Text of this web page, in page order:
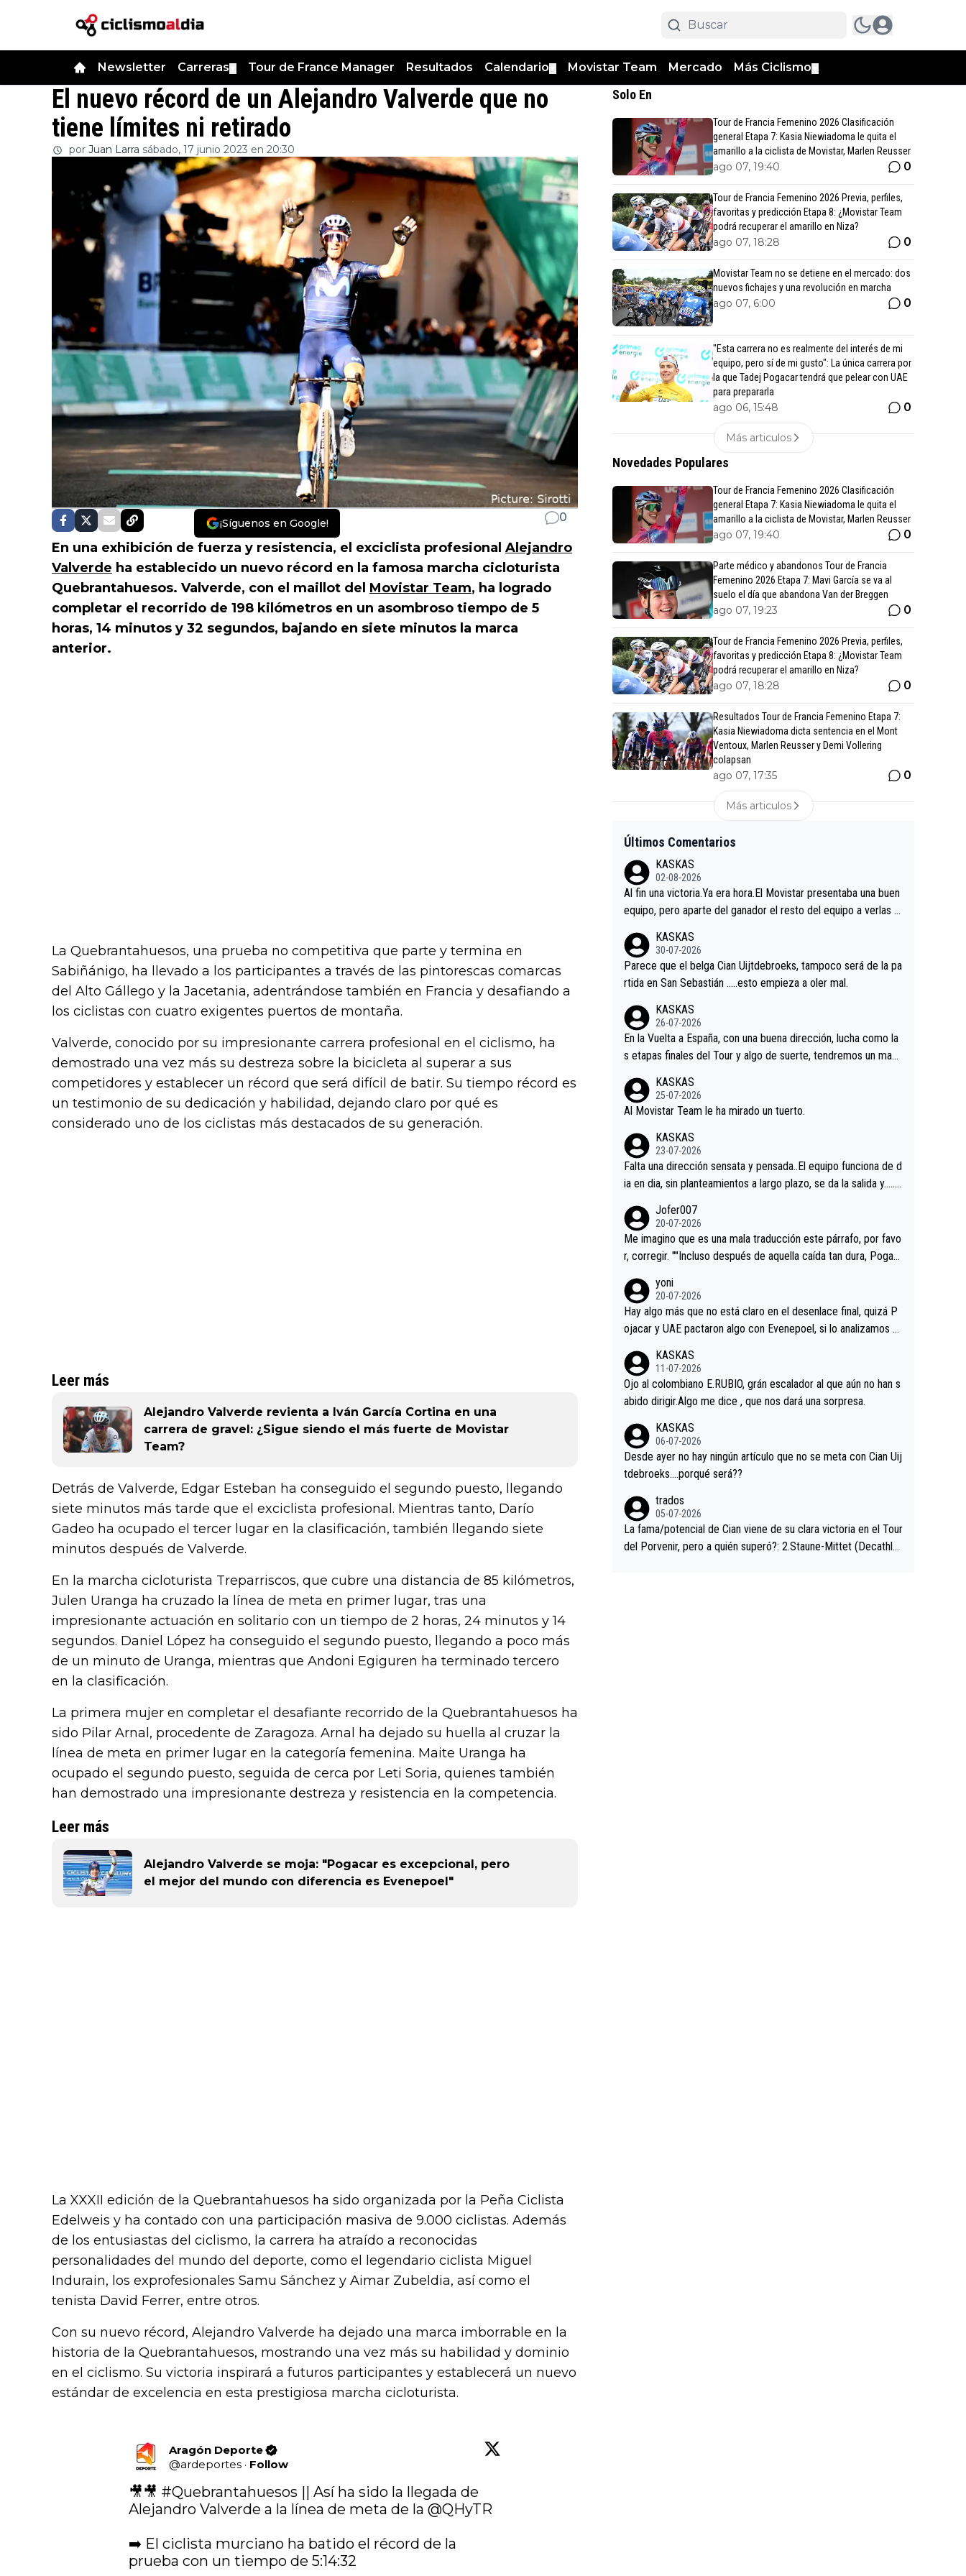
Newsletter Carreras Tour de France Manager Resultados Calendario Movistar Team Mercado Más Ciclismo
El nuevo récord de un Alejandro Valverde que no
tiene límites ni retirado
por Juan Larra sábado, 17 junio 2023 en 20:30
¡Síguenos en Google! 0
En una exhibición de fuerza y resistencia, el exciclista profesional Alejandro
Valverde ha establecido un nuevo récord en la famosa marcha cicloturista
Quebrantahuesos. Valverde, con el maillot del Movistar Team, ha logrado
completar el recorrido de 198 kilómetros en un asombroso tiempo de 5
horas, 14 minutos y 32 segundos, bajando en siete minutos la marca
anterior.
La Quebrantahuesos, una prueba no competitiva que parte y termina en
Sabiñánigo, ha llevado a los participantes a través de las pintorescas comarcas
del Alto Gállego y la Jacetania, adentrándose también en Francia y desafiando a
los ciclistas con cuatro exigentes puertos de montaña.
Valverde, conocido por su impresionante carrera profesional en el ciclismo, ha
demostrado una vez más su destreza sobre la bicicleta al superar a sus
competidores y establecer un récord que será difícil de batir. Su tiempo récord es
un testimonio de su dedicación y habilidad, dejando claro por qué es
considerado uno de los ciclistas más destacados de su generación.
Leer más
Alejandro Valverde revienta a Iván García Cortina en una
carrera de gravel: ¿Sigue siendo el más fuerte de Movistar
Team?
Detrás de Valverde, Edgar Esteban ha conseguido el segundo puesto, llegando
siete minutos más tarde que el exciclista profesional. Mientras tanto, Darío
Gadeo ha ocupado el tercer lugar en la clasificación, también llegando siete
minutos después de Valverde.
En la marcha cicloturista Treparriscos, que cubre una distancia de 85 kilómetros,
Julen Uranga ha cruzado la línea de meta en primer lugar, tras una
impresionante actuación en solitario con un tiempo de 2 horas, 24 minutos y 14
segundos. Daniel López ha conseguido el segundo puesto, llegando a poco más
de un minuto de Uranga, mientras que Andoni Egiguren ha terminado tercero
en la clasificación.
La primera mujer en completar el desafiante recorrido de la Quebrantahuesos ha
sido Pilar Arnal, procedente de Zaragoza. Arnal ha dejado su huella al cruzar la
línea de meta en primer lugar en la categoría femenina. Maite Uranga ha
ocupado el segundo puesto, seguida de cerca por Leti Soria, quienes también
han demostrado una impresionante destreza y resistencia en la competencia.
Leer más
Alejandro Valverde se moja: "Pogacar es excepcional, pero
el mejor del mundo con diferencia es Evenepoel"
La XXXII edición de la Quebrantahuesos ha sido organizada por la Peña Ciclista
Edelweis y ha contado con una participación masiva de 9.000 ciclistas. Además
de los entusiastas del ciclismo, la carrera ha atraído a reconocidas
personalidades del mundo del deporte, como el legendario ciclista Miguel
Indurain, los exprofesionales Samu Sánchez y Aimar Zubeldia, así como el
tenista David Ferrer, entre otros.
Con su nuevo récord, Alejandro Valverde ha dejado una marca imborrable en la
historia de la Quebrantahuesos, mostrando una vez más su habilidad y dominio
en el ciclismo. Su victoria inspirará a futuros participantes y establecerá un nuevo
estándar de excelencia en esta prestigiosa marcha cicloturista.
Aragón Deporte
@ardeportes · Follow
🎥🎥 #Quebrantahuesos || Así ha sido la llegada de
Alejandro Valverde a la línea de meta de la @QHyTR
➡️ El ciclista murciano ha batido el récord de la
prueba con un tiempo de 5:14:32
Solo En
Tour de Francia Femenino 2026 Clasificación
general Etapa 7: Kasia Niewiadoma le quita el
amarillo a la ciclista de Movistar, Marlen Reusser
ago 07, 19:40 0
Tour de Francia Femenino 2026 Previa, perfiles,
favoritas y predicción Etapa 8: ¿Movistar Team
podrá recuperar el amarillo en Niza?
ago 07, 18:28 0
Movistar Team no se detiene en el mercado: dos
nuevos fichajes y una revolución en marcha
ago 07, 6:00 0
"Esta carrera no es realmente del interés de mi
equipo, pero sí de mi gusto": La única carrera por
la que Tadej Pogacar tendrá que pelear con UAE
para prepararla
ago 06, 15:48 0
Más articulos
Novedades Populares
Tour de Francia Femenino 2026 Clasificación
general Etapa 7: Kasia Niewiadoma le quita el
amarillo a la ciclista de Movistar, Marlen Reusser
ago 07, 19:40 0
Parte médico y abandonos Tour de Francia
Femenino 2026 Etapa 7: Mavi García se va al
suelo el día que abandona Van der Breggen
ago 07, 19:23 0
Tour de Francia Femenino 2026 Previa, perfiles,
favoritas y predicción Etapa 8: ¿Movistar Team
podrá recuperar el amarillo en Niza?
ago 07, 18:28 0
Resultados Tour de Francia Femenino Etapa 7:
Kasia Niewiadoma dicta sentencia en el Mont
Ventoux, Marlen Reusser y Demi Vollering
colapsan
ago 07, 17:35 0
Más articulos
Últimos Comentarios
KASKAS
02-08-2026
Al fin una victoria.Ya era hora.El Movistar presentaba una buen
equipo, pero aparte del ganador el resto del equipo a verlas v
es.La única buena noticia es la mejoría de Enric Más en San S
ebastian.Si en la Vuelta a Burgos sigue la mejoría, podríamos t
ener alguna sorpresa en la Vuelta.Ojalá.
KASKAS
30-07-2026
Parece que el belga Cian Uijtdebroeks, tampoco será de la pa
rtida en San Sebastián …..esto empieza a oler mal.
KASKAS
26-07-2026
En la Vuelta a España, con una buena dirección, lucha como la
s etapas finales del Tour y algo de suerte, tendremos un magn
KASKAS
25-07-2026
Al Movistar Team le ha mirado un tuerto.
KASKAS
23-07-2026
Falta una dirección sensata y pensada..El equipo funciona de d
ia en dia, sin planteamientos a largo plazo, se da la salida y…..v
a, Minguez, Velez etc etc.Me da pena vivir estos momentos t
an tristes sin victorias.
Jofer007
20-07-2026
Me imagino que es una mala traducción este párrafo, por favo
r, corregir. ""Incluso después de aquella caída tan dura, Pogac
rd permaneció pegado a su rueda. Parecía increíble la forma
en la que era capaz de controlar el miedo", recordó."
yoni
20-07-2026
Hay algo más que no está claro en el desenlace final, quizá P
ojacar y UAE pactaron algo con Evenepoel, si lo analizamos P
casi sin pedalear, luego está el saludo con Evenepoel dándose
la mano de una manera muy fraternal, más allá de los típicos t
oques en el hombro con que saludaba a Vingegard. Ahí hubo u
o aprieta, a ver si por querer poner a Del Toro con calzador e
n posición de podio UAE y Pojacar se van complicar el tour.
KASKAS
11-07-2026
Ojo al colombiano E.RUBIO, grán escalador al que aún no han s
abido dirigir.Algo me dice , que nos dará una sorpresa.
KASKAS
06-07-2026
Desde ayer no hay ningún artículo que no se meta con Cian Uij
tdebroeks….porqué será??
trados
05-07-2026
La fama/potencial de Cian viene de su clara victoria en el Tour
del Porvenir, pero a quién superó?: 2.Staune-Mittet (Decathlo